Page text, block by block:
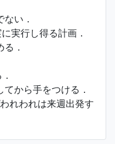
ない．
実行し得る計画．
．
てから手をつける．
れわれは来週出発す